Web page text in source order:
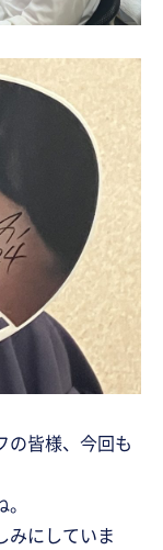
の皆様、今回も
みにしていま